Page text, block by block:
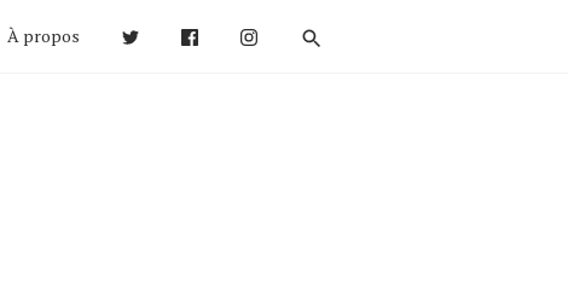
À propos